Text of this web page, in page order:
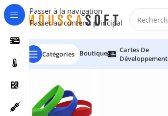
Passer à la navigation
Passer au contenu principal
Catégories Boutique
Cartes De
Développement